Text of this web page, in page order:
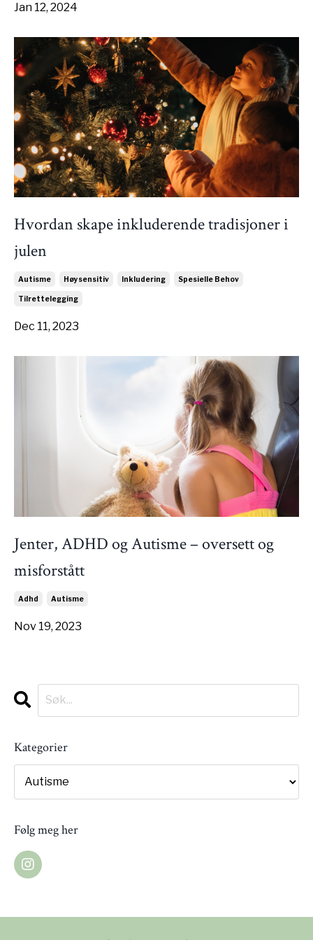
Jan 12, 2024
Hvordan skape inkluderende tradisjoner i
julen
Autisme Høysensitiv Inkludering Spesielle Behov
Tilrettelegging
Dec 11, 2023
Jenter, ADHD og Autisme – oversett og
misforstått
Adhd Autisme
Nov 19, 2023
Kategorier
Følg meg her